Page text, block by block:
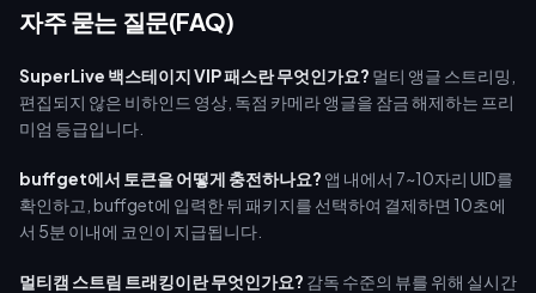
자주 묻는 질문(FAQ)
SuperLive 백스테이지 VIP 패스란 무엇인가요? 멀티 앵글 스트리밍,
편집되지 않은 비하인드 영상, 독점 카메라 앵글을 잠금 해제하는 프리
미엄 등급입니다.
buffget에서 토큰을 어떻게 충전하나요? 앱 내에서 7~10자리 UID를
확인하고, buffget에 입력한 뒤 패키지를 선택하여 결제하면 10초에
서 5분 이내에 코인이 지급됩니다.
멀티캠 스트림 트래킹이란 무엇인가요? 감독 수준의 뷰를 위해 실시간